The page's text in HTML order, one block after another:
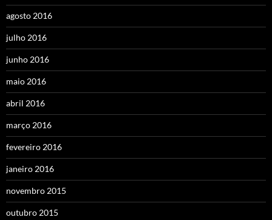
agosto 2016
julho 2016
junho 2016
maio 2016
abril 2016
março 2016
fevereiro 2016
janeiro 2016
novembro 2015
outubro 2015